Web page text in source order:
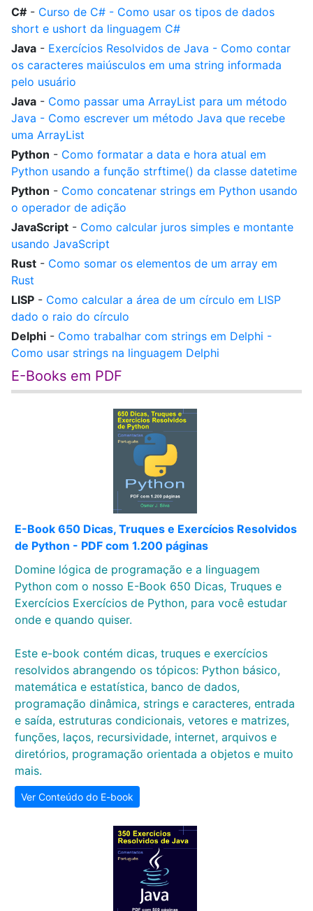
C# - Curso de C# - Como usar os tipos de dados
short e ushort da linguagem C#
Java - Exercícios Resolvidos de Java - Como contar
os caracteres maiúsculos em uma string informada
pelo usuário
Java - Como passar uma ArrayList para um método
Java - Como escrever um método Java que recebe
uma ArrayList
Python - Como formatar a data e hora atual em
Python usando a função strftime() da classe datetime
Python - Como concatenar strings em Python usando
o operador de adição
JavaScript - Como calcular juros simples e montante
usando JavaScript
Rust - Como somar os elementos de um array em
Rust
LISP - Como calcular a área de um círculo em LISP
dado o raio do círculo
Delphi - Como trabalhar com strings em Delphi -
Como usar strings na linguagem Delphi
E-Books em PDF
E-Book 650 Dicas, Truques e Exercícios Resolvidos
de Python - PDF com 1.200 páginas
Domine lógica de programação e a linguagem
Python com o nosso E-Book 650 Dicas, Truques e
Exercícios Exercícios de Python, para você estudar
onde e quando quiser.
Este e-book contém dicas, truques e exercícios
resolvidos abrangendo os tópicos: Python básico,
matemática e estatística, banco de dados,
programação dinâmica, strings e caracteres, entrada
e saída, estruturas condicionais, vetores e matrizes,
funções, laços, recursividade, internet, arquivos e
diretórios, programação orientada a objetos e muito
mais.
Ver Conteúdo do E-book